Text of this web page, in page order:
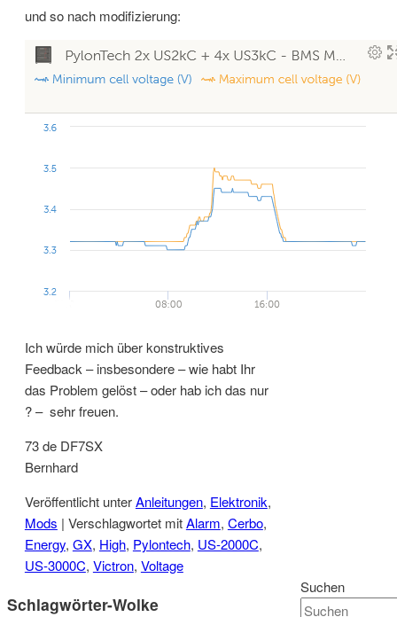
und so nach modifizierung:
Ich würde mich über konstruktives
Feedback – insbesondere – wie habt Ihr
das Problem gelöst – oder hab ich das nur
? – sehr freuen.
73 de DF7SX
Bernhard
Veröffentlicht unterAnleitungen, Elektronik,
Mods | Verschlagwortet mitAlarm, Cerbo,
Energy, GX, High, Pylontech, US-2000C,
US-3000C, Victron, Voltage
Suchen
Schlagwörter-Wolke